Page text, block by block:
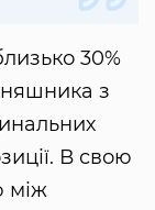
30%
з
В свою
між